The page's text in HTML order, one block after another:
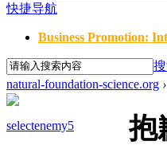
快捷导航
Business Promotion:
natural-foundation-science.org ›
selectenemy5
抱